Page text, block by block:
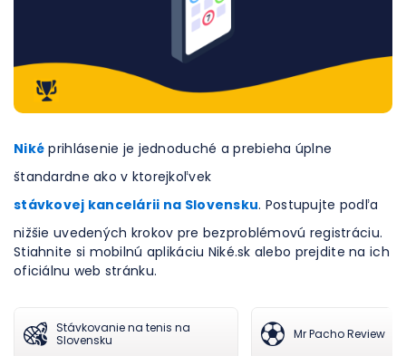
Niké prihlásenie je jednoduché a prebieha úplne
štandardne ako v ktorejkoľvek
stávkovej kancelárii na Slovensku. Postupujte podľa
nižšie uvedených krokov pre bezproblémovú registráciu.
Stiahnite si mobilnú aplikáciu Niké.sk alebo prejdite na ich
oficiálnu web stránku.
Stávkovanie na tenis na
Slovensku
Mr Pacho Review